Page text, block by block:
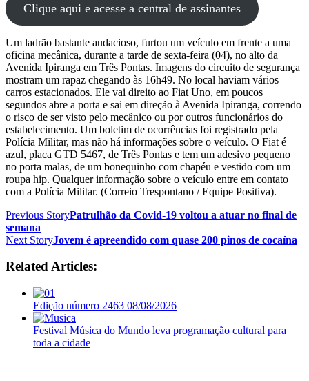
Clique aqui e acesse a central de assinantes
Um ladrão bastante audacioso, furtou um veículo em frente a uma
oficina mecânica, durante a tarde de sexta-feira (04), no alto da
Avenida Ipiranga em Três Pontas. Imagens do circuito de segurança
mostram um rapaz chegando às 16h49. No local haviam vários
carros estacionados. Ele vai direito ao Fiat Uno, em poucos
segundos abre a porta e sai em direção à Avenida Ipiranga, correndo
o risco de ser visto pelo mecânico ou por outros funcionários do
estabelecimento. Um boletim de ocorrências foi registrado pela
Polícia Militar, mas não há informações sobre o veículo. O Fiat é
azul, placa GTD 5467, de Três Pontas e tem um adesivo pequeno
no porta malas, de um bonequinho com chapéu e vestido com um
roupa hip. Qualquer informação sobre o veículo entre em contato
com a Polícia Militar. (Correio Trespontano / Equipe Positiva).
Previous StoryPatrulhão da Covid-19 voltou a atuar no final de
semana
Next StoryJovem é apreendido com quase 200 pinos de cocaína
Related Articles:
Edição número 2463 08/08/2026
Festival Música do Mundo leva programação cultural para
toda a cidade